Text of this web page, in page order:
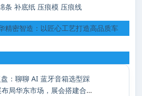
条 补底纸 压痕模 压痕线
精密智造：以匠心工艺打造高品质车
防线
：聊聊 AI 蓝牙音箱选型踩
参展上海全印展布局华东市场，展会搭建合作